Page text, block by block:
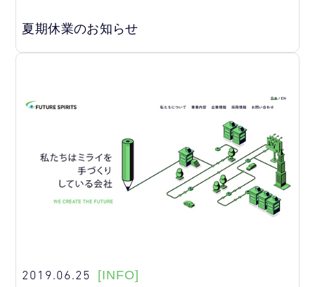
夏期休業のお知らせ
2019.06.25 [INFO]